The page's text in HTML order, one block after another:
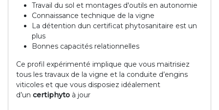
Travail du sol et montages d'outils en autonomie
Connaissance technique de la vigne
La détention dun certificat phytosanitaire est un
plus
Bonnes capacités relationnelles
Ce profil expérimenté implique que vous maitrisiez
tous les travaux de la vigne et la conduite d’engins
viticoles et que vous disposiez idéalement
d’un certiphyto à jour